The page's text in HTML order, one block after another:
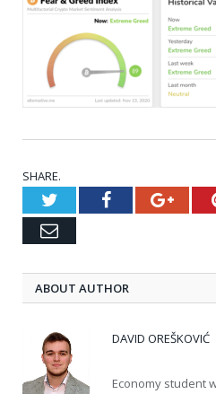
SHARE.
TwitterFacebook
Email
ABOUT AUTHOR
DAVID OREŠKOVIĆ
Economy student